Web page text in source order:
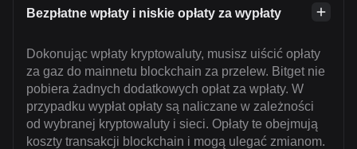
Bezpłatne wpłaty i niskie opłaty za wypłaty
Dokonując wpłaty kryptowaluty, musisz uiścić opłaty
za gaz do mainnetu blockchain za przelew. Bitget nie
pobiera żadnych dodatkowych opłat za wpłaty. W
przypadku wypłat opłaty są naliczane w zależności
od wybranej kryptowaluty i sieci. Opłaty te obejmują
koszty transakcji blockchain i mogą ulegać zmianom.